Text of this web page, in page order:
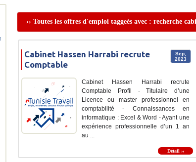
›› Toutes les offres d'emploi taggeés avec : recherche
Sep,
2023
Cabinet Hassen Harrabi recrute
Comptable
Cabinet Hassen Harrabi recrute
Comptable Profil - Titulaire d’une
Licence ou master professionnel en
comptabilité - Connaissances en
informatique : Excel & Word - Ayant une
expérience professionnelle d’un 1 an
au ...
Détail ››